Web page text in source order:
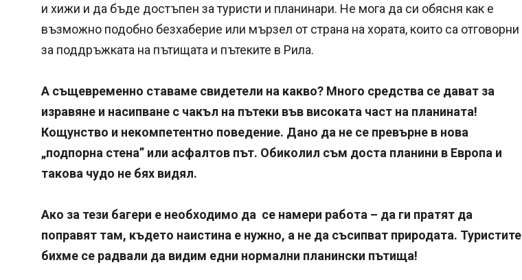
и хижи и да бъде достъпен за туристи и планинари. Не мога да си обясня как е
възможно подобно безхаберие или мързел от страна на хората, които са отговорни
за поддръжката на пътищата и пътеките в Рила.
А същевременно ставаме свидетели на какво? Много средства се дават за
изравяне и насипване с чакъл на пътеки във високата част на планината!
Кощунство и некомпетентно поведение. Дано да не се превърне в нова
„подпорна стена” или асфалтов път. Обиколил съм доста планини в Европа и
такова чудо не бях видял.
Ако за тези багери е необходимо да се намери работа – да ги пратят да
поправят там, където наистина е нужно, а не да съсипват природата. Туристите
бихме се радвали да видим едни нормални планински пътища!